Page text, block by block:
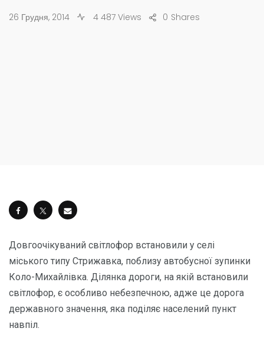
26 Грудня, 2014 4 487 Views Shares
0
Довгоочікуваний світлофор встановили у селі
міського типу Стрижавка, поблизу автобусної зупинки
Коло-Михайлівка. Ділянка дороги, на якій встановили
світлофор, є особливо небезпечною, адже це дорога
державного значення, яка поділяє населений пункт
навпіл.